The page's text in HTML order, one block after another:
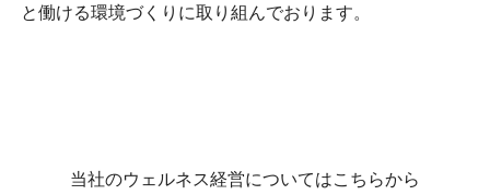
と働ける環境づくりに取り組んでおります。
当社のウェルネス経営についてはこちらから